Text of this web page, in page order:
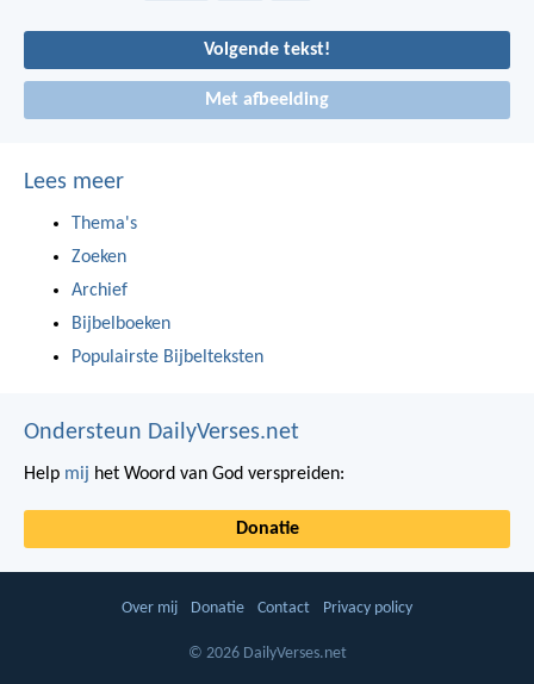
Volgende tekst!
Met afbeelding
Lees meer
Thema's
Zoeken
Archief
Bijbelboeken
Populairste Bijbelteksten
Ondersteun DailyVerses.net
Help mij het Woord van God verspreiden:
Donatie
Over mij Donatie Contact Privacy policy
© 2026 DailyVerses.net